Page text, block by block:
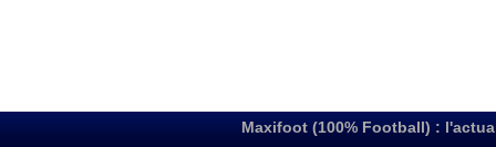
Maxifoot (100% Football) :